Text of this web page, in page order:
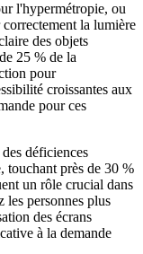
l'hypermétropie, ou
la lumière
des objets
25 % de la
pour
croissantes aux
pour ces
déficiences
touchant près de 30 %
un rôle crucial dans
les personnes plus
des écrans
à la demande